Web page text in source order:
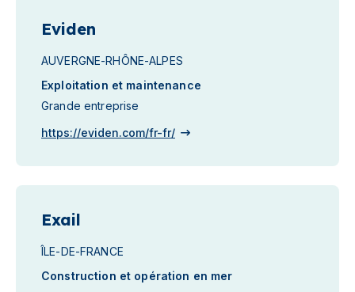
Eviden
AUVERGNE-RHÔNE-ALPES
Exploitation et maintenance
Grande entreprise
https://eviden.com/fr-fr/
Exail
ÎLE-DE-FRANCE
Construction et opération en mer